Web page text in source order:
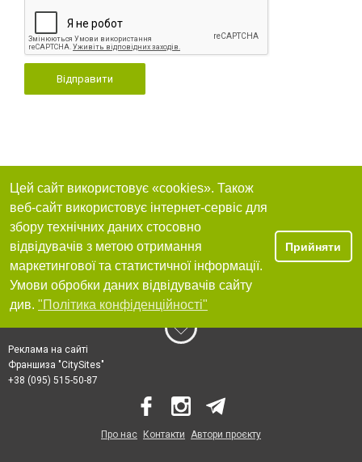
Відправити
Цей сайт використовує «cookies». Також
веб-сайт використовує інтернет-сервіс для
збору технічних даних стосовно
відвідувачів з метою отримання
маркетингової та статистичної інформації.
Умови обробки даних відвідувачів сайту
див. "Політика конфіденційності"
Прийняти
Реклама на сайті
Франшиза "CitySites"
+38 (095) 515-50-87
Про нас Контакти Автори проєкту